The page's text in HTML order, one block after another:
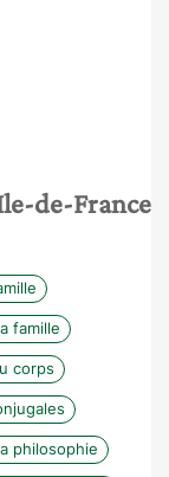
de-France
famille
corps
philosophie